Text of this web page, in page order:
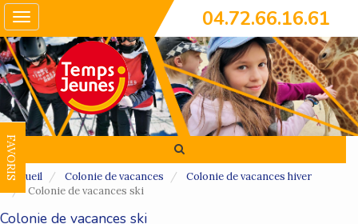
Toggle
navigation
04.72.66.16.61
FAVORIS
Accueil Colonie de vacances
Colonie de vacances hiver
Colonie de vacances ski
Colonie de vacances ski